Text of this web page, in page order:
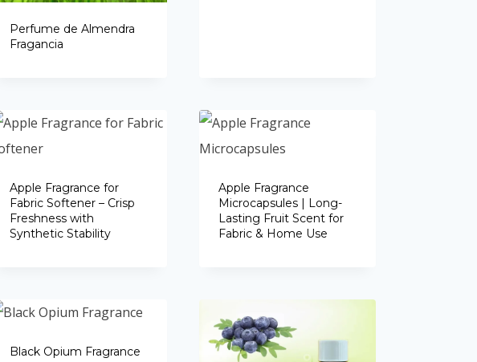
Perfume de Almendra
Fragancia
Apple Fragrance for
Fabric Softener – Crisp
Freshness with
Synthetic Stability
Apple Fragrance
Microcapsules | Long-
Lasting Fruit Scent for
Fabric & Home Use
Black Opium Fragrance